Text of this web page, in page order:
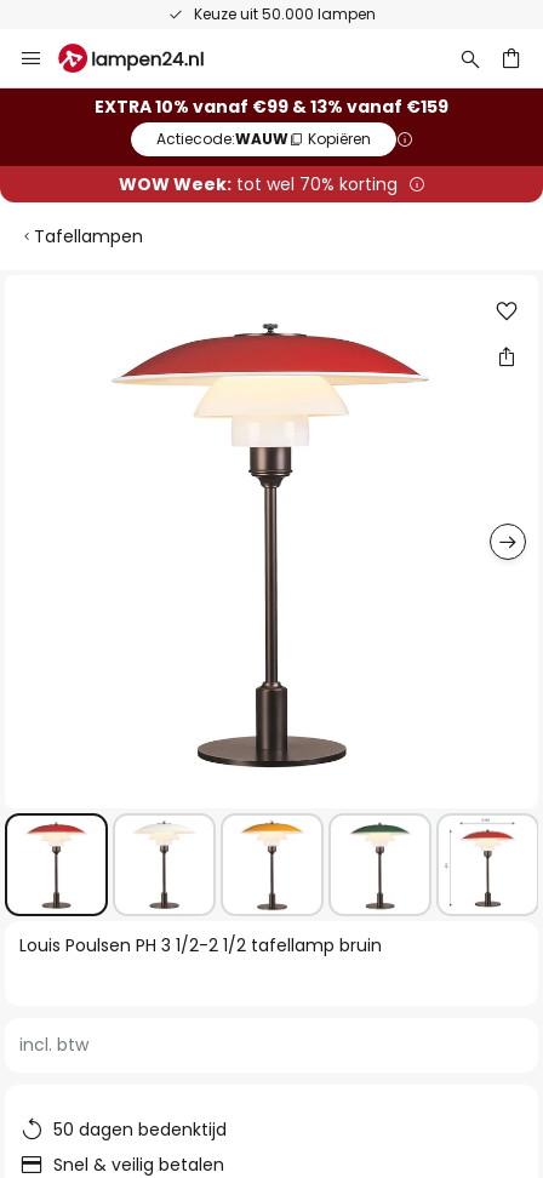
Keuze uit 50.000 lampen
naar
EXTRA 10% vanaf €99 & 13% vanaf €159
Actiecode:WAUW Kopiëren
WOW Week:tot wel 70% korting
Tafellampen
Ga
van
afbeeldingen-
gallerij
Louis Poulsen PH 3 1/2-2 1/2 tafellamp bruin
incl. btw
50 dagen bedenktijd
Snel & veilig betalen